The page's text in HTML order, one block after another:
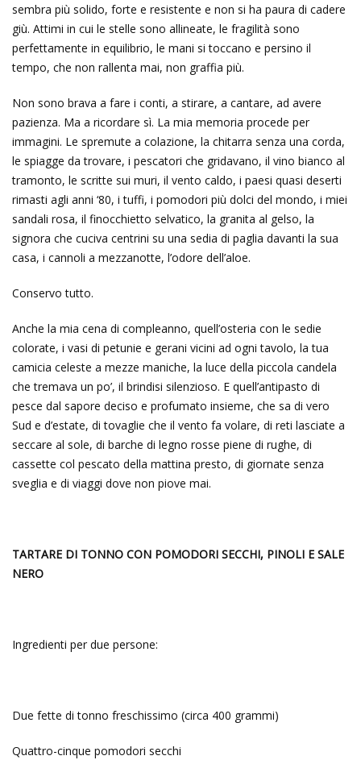
sembra più solido, forte e resistente e non si ha paura di cadere
giù. Attimi in cui le stelle sono allineate, le fragilità sono
perfettamente in equilibrio, le mani si toccano e persino il
tempo, che non rallenta mai, non graffia più.
Non sono brava a fare i conti, a stirare, a cantare, ad avere
pazienza. Ma a ricordare sì. La mia memoria procede per
immagini. Le spremute a colazione, la chitarra senza una corda,
le spiagge da trovare, i pescatori che gridavano, il vino bianco al
tramonto, le scritte sui muri, il vento caldo, i paesi quasi deserti
rimasti agli anni ‘80, i tuffi, i pomodori più dolci del mondo, i miei
sandali rosa, il finocchietto selvatico, la granita al gelso, la
signora che cuciva centrini su una sedia di paglia davanti la sua
casa, i cannoli a mezzanotte, l’odore dell’aloe.
Conservo tutto.
Anche la mia cena di compleanno, quell’osteria con le sedie
colorate, i vasi di petunie e gerani vicini ad ogni tavolo, la tua
camicia celeste a mezze maniche, la luce della piccola candela
che tremava un po’, il brindisi silenzioso. E quell’antipasto di
pesce dal sapore deciso e profumato insieme, che sa di vero
Sud e d’estate, di tovaglie che il vento fa volare, di reti lasciate a
seccare al sole, di barche di legno rosse piene di rughe, di
cassette col pescato della mattina presto, di giornate senza
sveglia e di viaggi dove non piove mai.
TARTARE DI TONNO CON POMODORI SECCHI, PINOLI E SALE
NERO
Ingredienti per due persone:
Due fette di tonno freschissimo (circa 400 grammi)
Quattro-cinque pomodori secchi